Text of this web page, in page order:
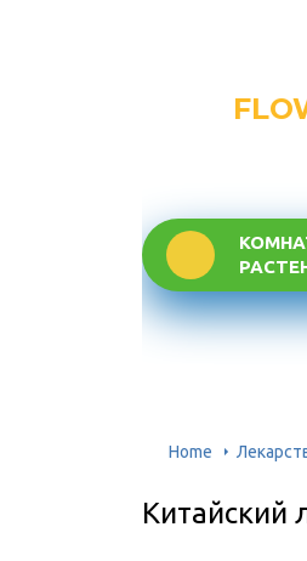
Home
Китайский